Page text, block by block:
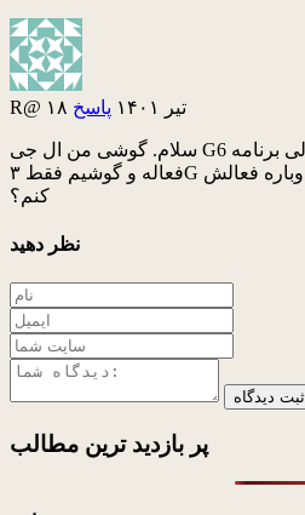
R@ ۱۸ تیر ۱۴۰۱ پاسخ
سلام. گوشی من ال جی G6 هست ولی برنامه LTE Configs غیر
فعاله و گوشیم فقط ۳G هست. چطور این برنامه رو دوباره فعالش
کنم؟
نظر دهید
ثبت دیدگاه
پر بازدید ترین مطالب